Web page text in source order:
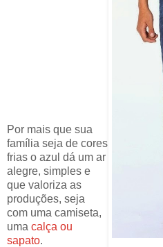
Por mais que sua
família seja de cores
frias o azul dá um ar
alegre, simples e
que valoriza as
produções, seja
com uma camiseta,
uma calça ou
sapato.